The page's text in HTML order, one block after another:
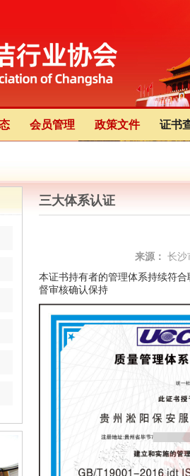
会员管理 政策文件 证书
三大体系认证
来源： 长沙
本证书持有者的管理体系持续符
督审核确认保持